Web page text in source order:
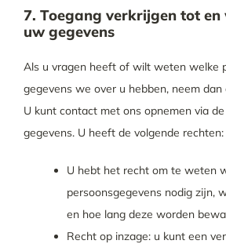
7. Toegang verkrijgen tot
uw gegevens
Als u vragen heeft of wilt weten welke
gegevens we over u hebben, neem
U kunt contact met ons opnemen via
gegevens. U heeft de volgende rechten:
U hebt het recht om te weten
persoonsgegevens nodig zijn,
en hoe lang deze worden
Recht op inzage: u kunt een